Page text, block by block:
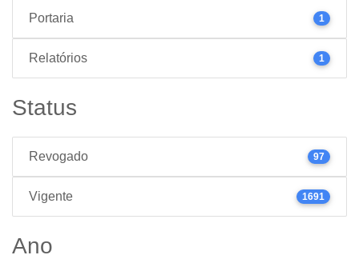
Portaria 1
Relatórios 1
Status
Revogado 97
Vigente 1691
Ano